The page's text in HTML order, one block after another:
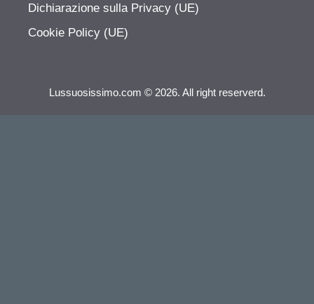
Dichiarazione sulla Privacy (UE)
Cookie Policy (UE)
Lussuosissimo.com © 2026. All right reserverd.